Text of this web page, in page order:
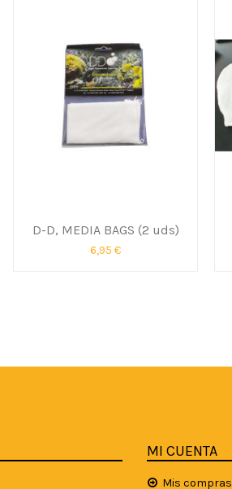
D-D, MEDIA BAGS (2 uds)
6,95 €
MI CUENTA
Mis compras